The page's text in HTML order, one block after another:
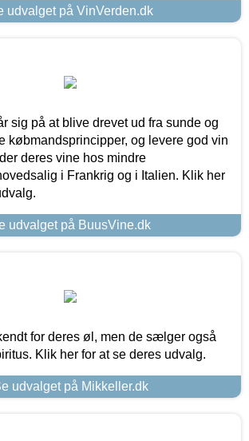
udvalget på VinVerden.dk
sig på at blive drevet ud fra sunde og
købmandsprincipper, og levere god vin
deres vine hos mindre
i Frankrig og i Italien. Klik her
udvalget på BuusVine.dk
for deres øl, men de sælger også
Klik her for at se deres udvalg.
udvalget på Mikkeller.dk